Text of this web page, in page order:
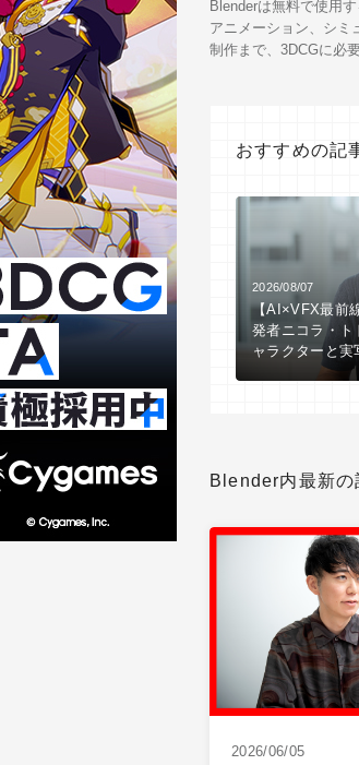
Blenderは無料で使用
アニメーション、シミ
制作まで、3DCGに必
おすすめの記
2026/08/07
【AI×VFX最前
発者ニコラ・ト
ャラクターと実
Blender内最新の
2026/06/05